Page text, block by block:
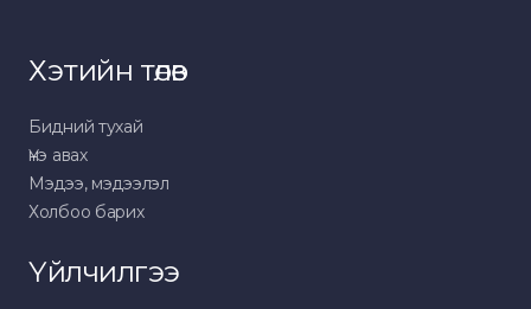
Хэтийн төлөв
Бидний тухай
Үнэ авах
Мэдээ, мэдээлэл
Холбоо барих
Үйлчилгээ